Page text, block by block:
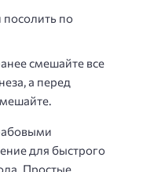
по
смешайте все
а перед
для быстрого
Простые